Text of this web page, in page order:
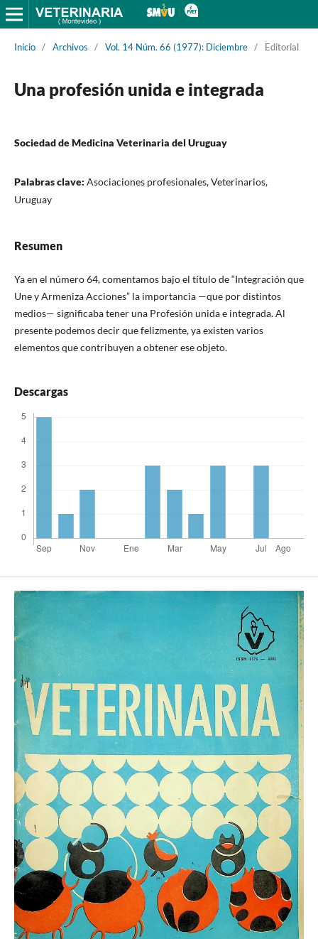
Inicio / Archivos / Vol. 14 Núm. 66 (1977): Diciembre / Editorial
Una profesión unida e integrada
Sociedad de Medicina Veterinaria del Uruguay
Palabras clave: Asociaciones profesionales, Veterinarios,
Uruguay
Resumen
Ya en el número 64, comentamos bajo el título de “Integración que
Une y Armeniza Acciones” la importancia —que por distintos
medios— significaba tener una Profesión unida e integrada. Al
presente podemos decir que felizmente, ya existen varios
elementos que contribuyen a obtener ese objeto.
Descargas